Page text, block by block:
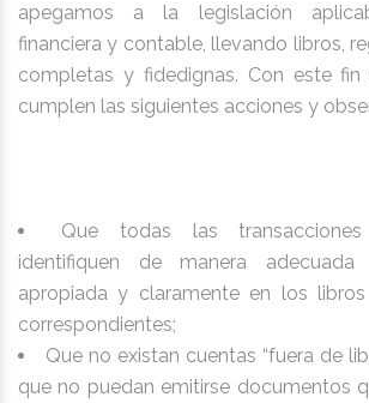
apegamos a la legislación
financiera y contable, llevando libros,
completas y fidedignas. Con este
cumplen las siguientes acciones y
Que todas las
identifiquen de manera
apropiada y claramente en los
correspondientes;
Que no existan cuentas “fuera de
que no puedan emitirse documentos